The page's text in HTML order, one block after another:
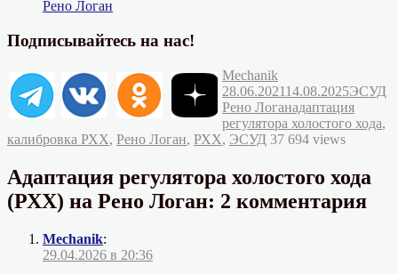
Рено Логан
Подписывайтесь на нас!
Автор
MechanikОпубликовано
28.06.202114.08.2025ЭСУД
Рено ЛоганМетки
адаптация
регулятора холостого хода,
калибровка РХХ, Рено Логан, РХХ, ЭСУД 37 694 views
Адаптация регулятора холостого хода
(РХХ) на Рено Логан: 2 комментария
Mechanik:
29.04.2026 в 20:36